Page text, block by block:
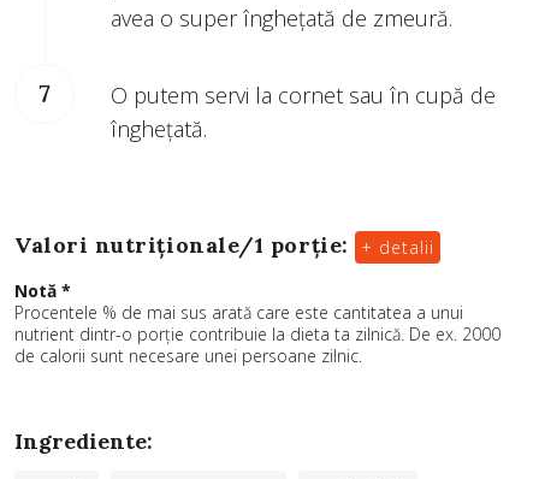
avea o super înghețată de zmeură.
O putem servi la cornet sau în cupă de
înghețată.
Valori nutriționale/1 porție:
+ detalii
Notă *
Procentele % de mai sus arată care este cantitatea a unui
nutrient dintr-o porție contribuie la dieta ta zilnică. De ex. 2000
de calorii sunt necesare unei persoane zilnic.
Ingrediente: